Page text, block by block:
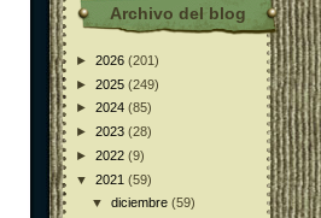
Archivo del blog
► 2026 (201)
► 2025 (249)
► 2024 (85)
► 2023 (28)
► 2022 (9)
▼ 2021 (59)
▼diciembre(59)